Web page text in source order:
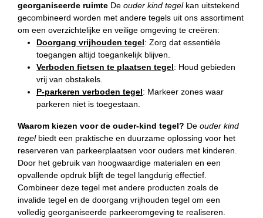
georganiseerde ruimte De ouder kind tegelkan uitstekend
gecombineerd worden met andere tegels uit ons assortiment
om een overzichtelijke en veilige omgeving te creëren:
Doorgang vrijhouden tegel: Zorg dat essentiële
toegangen altijd toegankelijk blijven.
Verboden fietsen te plaatsen tegel: Houd gebieden
vrij van obstakels.
P-parkeren verboden tegel: Markeer zones waar
parkeren niet is toegestaan.
Waarom kiezen voor de ouder-kind tegel? De ouder kind
tegelbiedt een praktische en duurzame oplossing voor het
reserveren van parkeerplaatsen voor ouders met kinderen.
Door het gebruik van hoogwaardige materialen en een
opvallende opdruk blijft de tegel langdurig effectief.
Combineer deze tegel met andere producten zoals de
invalide tegel en de doorgang vrijhouden tegel om een
volledig georganiseerde parkeeromgeving te realiseren.